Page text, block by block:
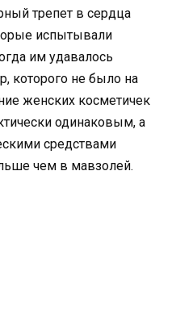
трепет в сердца
испытывали
им удавалось
которого не было на
женских косметичек
одинаковым, а
средствами
чем в мавзолей.